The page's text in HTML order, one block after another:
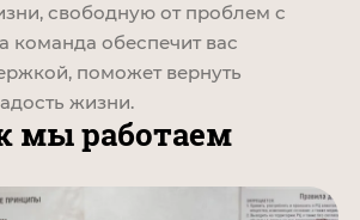
свободную от проблем с
команда обеспечит вас
поможет вернуть
жизни.
мы работаем